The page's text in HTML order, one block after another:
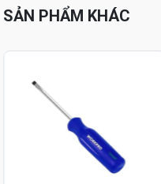
SẢN PHẨM KHÁC